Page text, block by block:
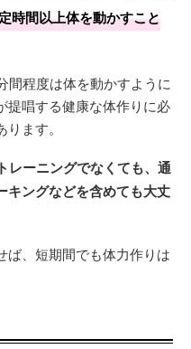
時間以上体を動かすこと
間程度は体を動かすように
提唱する健康な体作りに必
ます。
レーニングでなくても、通
キングなどを含めても大丈
ば、短期間でも体力作りは